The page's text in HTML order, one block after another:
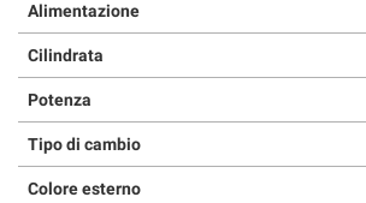
Alimentazione
Cilindrata
Potenza
Tipo di cambio
Colore esterno
questi
strumenti
tracciamento
si
rimanda
alla
cookie